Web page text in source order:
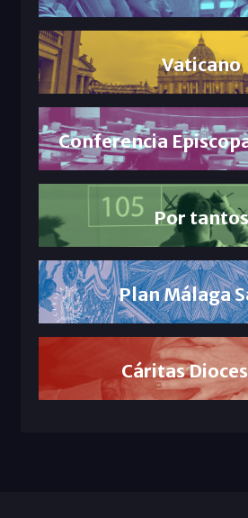
Vaticano
Conferencia
Por tantos
Plan Málaga
Cáritas